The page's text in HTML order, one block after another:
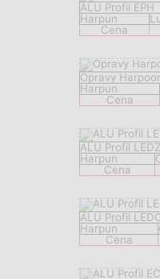
ALU Profil EPH
Harpun
Cena
Opravy
Harpun
Cena
ALU Profil
Harpun
Cena
ALU Profil
Harpun
Cena